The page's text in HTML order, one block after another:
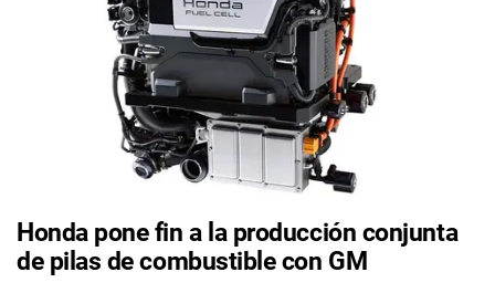
Honda pone fin a la producción conjunta
de pilas de combustible con GM